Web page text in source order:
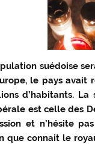
suédoise
le pays avait
d’habitants.
est celle des
et n’hésite
que connait le